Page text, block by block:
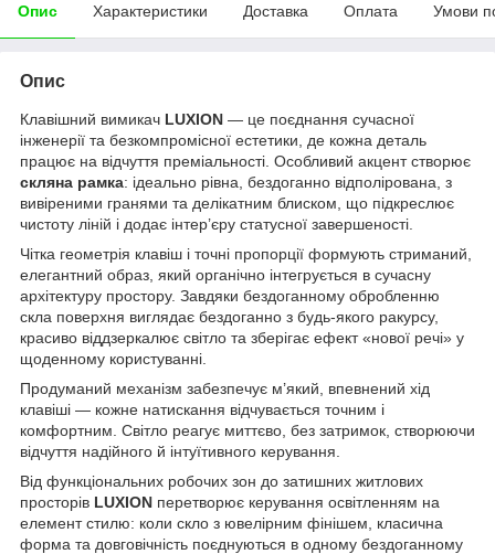
Опис Характеристики Доставка Оплата Умови
Опис
Клавішний вимикач LUXION — це поєднання сучасної
інженерії та безкомпромісної естетики, де кожна деталь
працює на відчуття преміальності. Особливий акцент створює
скляна рамка: ідеально рівна, бездоганно відполірована, з
вивіреними гранями та делікатним блиском, що підкреслює
чистоту ліній і додає інтер’єру статусної завершеності.
Чітка геометрія клавіш і точні пропорції формують стриманий,
елегантний образ, який органічно інтегрується в сучасну
архітектуру простору. Завдяки бездоганному обробленню
скла поверхня виглядає бездоганно з будь-якого ракурсу,
красиво віддзеркалює світло та зберігає ефект «нової речі» у
щоденному користуванні.
Продуманий механізм забезпечує м’який, впевнений хід
клавіші — кожне натискання відчувається точним і
комфортним. Світло реагує миттєво, без затримок, створюючи
відчуття надійного й інтуїтивного керування.
Від функціональних робочих зон до затишних житлових
просторів LUXION перетворює керування освітленням на
елемент стилю: коли скло з ювелірним фінішем, класична
форма та довговічність поєднуються в одному бездоганному